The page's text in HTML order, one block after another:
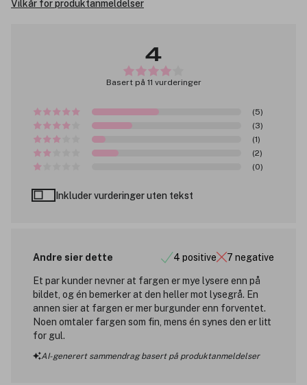
Vilkår for produktanmeldelser
4
Basert på 11 vurderinger
(5)
(3)
(1)
(2)
(0)
Inkluder vurderinger uten tekst
Andre sier dette 4 positive 7 negative
Et par kunder nevner at fargen er mye lysere enn på
bildet, og én bemerker at den heller mot lysegrå. En
annen sier at fargen er mer burgunder enn forventet.
Noen omtaler fargen som fin, mens én synes den er litt
for gul.
AI-generert sammendrag basert på produktanmeldelser